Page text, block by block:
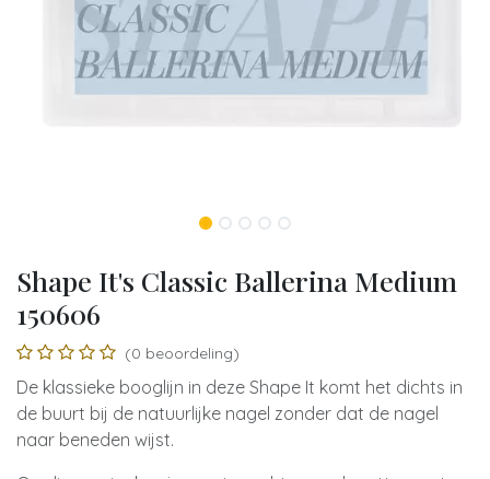
Shape It's Classic Ballerina Medium
150606
(0 beoordeling)
De klassieke booglijn in deze Shape It komt het dichts in
de buurt bij de natuurlijke nagel zonder dat de nagel
naar beneden wijst.